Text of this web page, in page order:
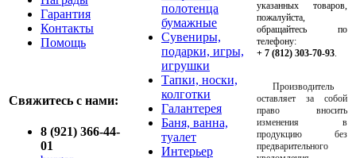
Гарантия
Контакты
Помощь
Свяжитесь с нами:
8 (921) 366-44-
01
полотенца
бумажные
Сувениры,
подарки, игры,
игрушки
Тапки, носки,
колготки
Галантерея
Баня, ванна,
туалет
Интерьер
указанных товаров,
пожалуйста,
обращайтесь по
телефону:
+ 7 (812) 303-70-93
Производитель
оставляет за собой
право вносить
изменения в
продукцию без
предварительного